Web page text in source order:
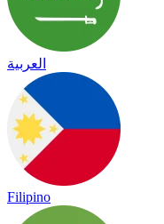
العربية
Filipino